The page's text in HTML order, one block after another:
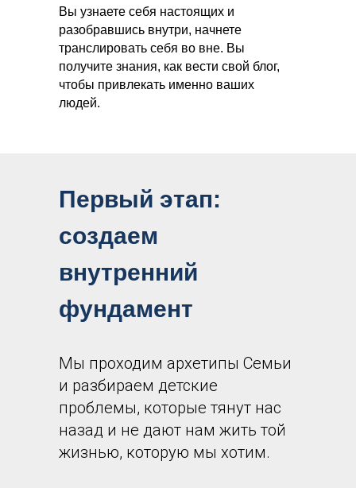
Вы узнаете себя настоящих и
разобравшись внутри, начнете
транслировать себя во вне. Вы
получите знания, как вести свой блог,
чтобы привлекать именно ваших
людей.
Первый этап:
создаем
внутренний
фундамент
Мы проходим архетипы Семьи
и разбираем детские
проблемы, которые тянут нас
назад и не дают нам жить той
жизнью, которую мы хотим.